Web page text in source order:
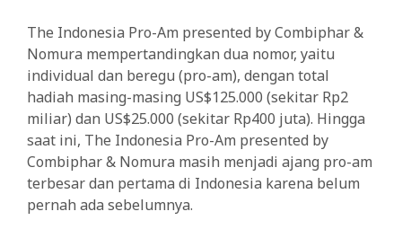
The Indonesia Pro-Am presented by Combiphar &
Nomura mempertandingkan dua nomor, yaitu
individual dan beregu (pro-am), dengan total
hadiah masing-masing US$125.000 (sekitar Rp2
miliar) dan US$25.000 (sekitar Rp400 juta). Hingga
saat ini, The Indonesia Pro-Am presented by
Combiphar & Nomura masih menjadi ajang pro-am
terbesar dan pertama di Indonesia karena belum
pernah ada sebelumnya.